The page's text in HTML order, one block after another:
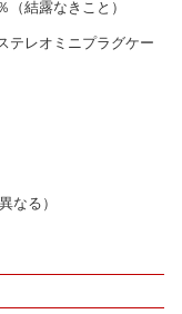
結露なきこと）
テレオミニプラグケー
なる）